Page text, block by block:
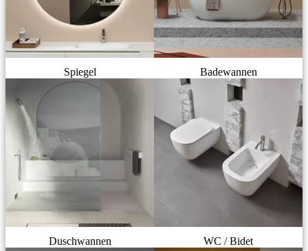
Spiegel Badewannen
Duschwannen WC / Bidet